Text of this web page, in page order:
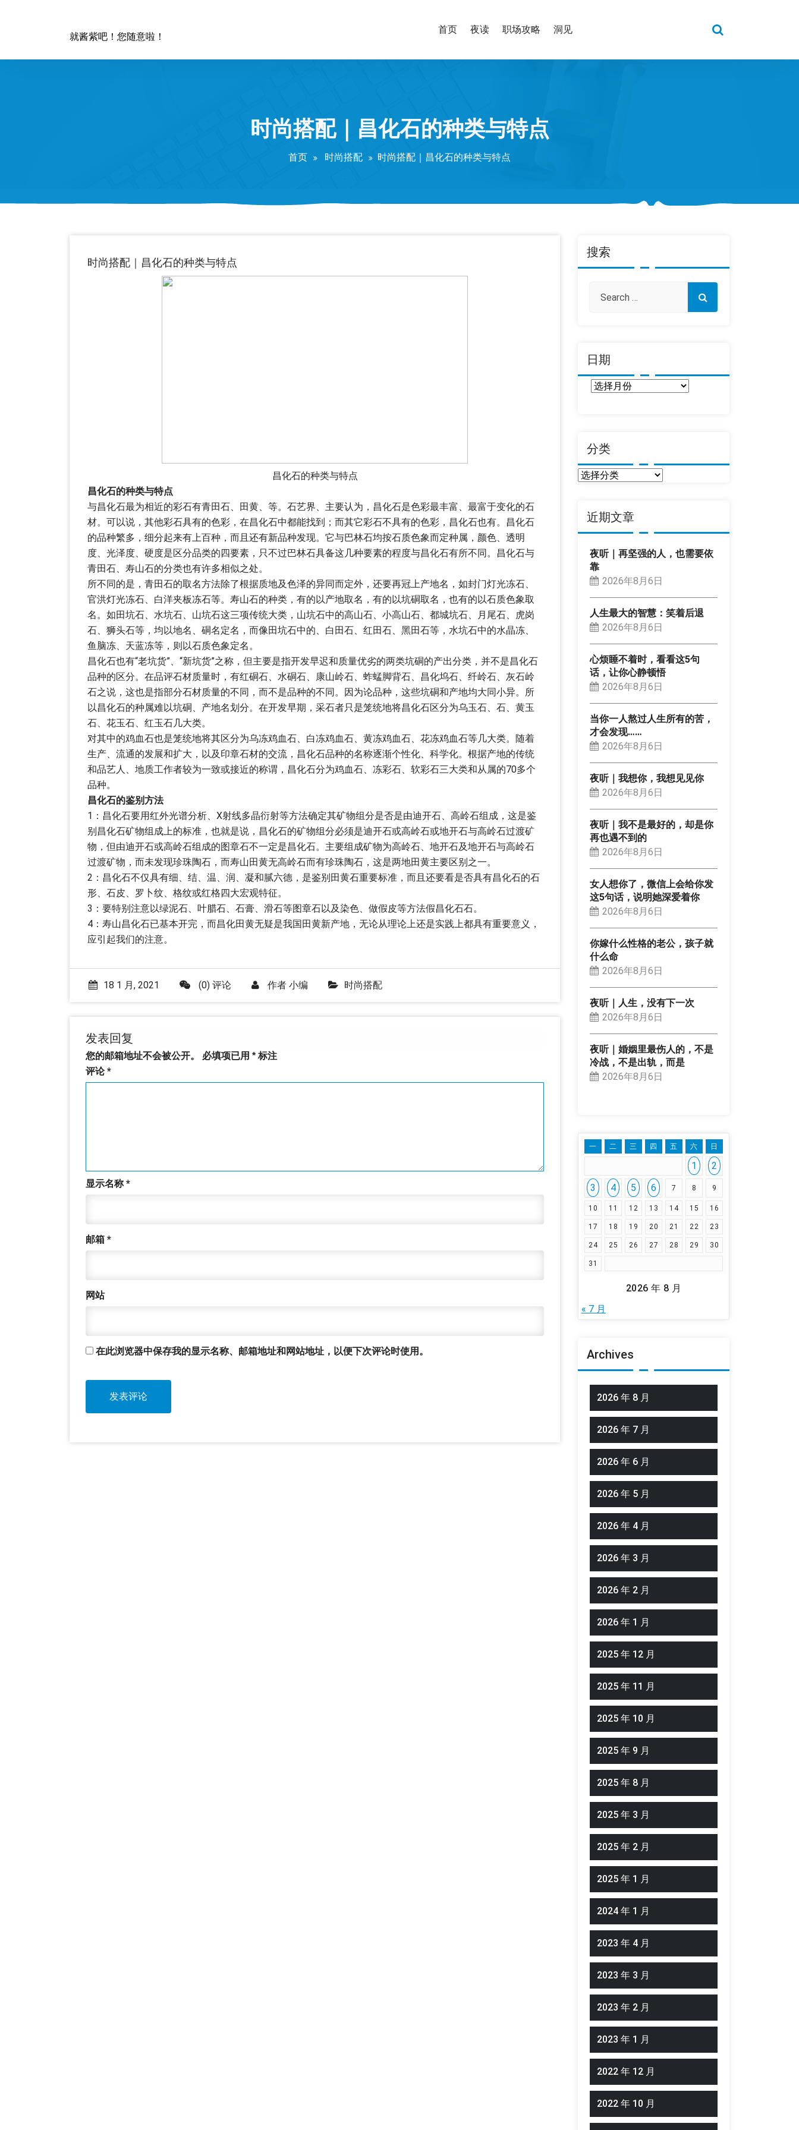
就酱紫吧！您随意啦！
首页 夜读 职场攻略 洞见
时尚搭配｜昌化石的种类与特点
首页 时尚搭配 时尚搭配｜昌化石的种类与特点
时尚搭配｜昌化石的种类与特点
昌化石的种类与特点
昌化石的种类与特点
与昌化石最为相近的彩石有青田石、田黄、等。石艺界、主要认为，昌化石是色彩最丰富、最富于变化的石
材。可以说，其他彩石具有的色彩，在昌化石中都能找到；而其它彩石不具有的色彩，昌化石也有。昌化石
的品种繁多，细分起来有上百种，而且还有新品种发现。它与巴林石均按石质色象而定种属，颜色、透明
度、光泽度、硬度是区分品类的四要素，只不过巴林石具备这几种要素的程度与昌化石有所不同。昌化石与
青田石、寿山石的分类也有许多相似之处。
所不同的是，青田石的取名方法除了根据质地及色泽的异同而定外，还要再冠上产地名，如封门灯光冻石、
官洪灯光冻石、白洋夹板冻石等。寿山石的种类，有的以产地取名，有的以坑硐取名，也有的以石质色象取
名。如田坑石、水坑石、山坑石这三项传统大类，山坑石中的高山石、小高山石、都城坑石、月尾石、虎岗
石、狮头石等，均以地名、硐名定名，而像田坑石中的、白田石、红田石、黑田石等，水坑石中的水晶冻、
鱼脑冻、天蓝冻等，则以石质色象定名。
昌化石也有“老坑货”、“新坑货”之称，但主要是指开发早迟和质量优劣的两类坑硐的产出分类，并不是昌化石
品种的区分。在品评石材质量时，有红硐石、水硐石、康山岭石、蚱蜢脚背石、昌化坞石、纤岭石、灰石岭
石之说，这也是指部分石材质量的不同，而不是品种的不同。因为论品种，这些坑硐和产地均大同小异。所
以昌化石的种属难以坑硐、产地名划分。在开发早期，采石者只是笼统地将昌化石区分为乌玉石、石、黄玉
石、花玉石、红玉石几大类。
对其中的鸡血石也是笼统地将其区分为乌冻鸡血石、白冻鸡血石、黄冻鸡血石、花冻鸡血石等几大类。随着
生产、流通的发展和扩大，以及印章石材的交流，昌化石品种的名称逐渐个性化、科学化。根据产地的传统
和品艺人、地质工作者较为一致或接近的称谓，昌化石分为鸡血石、冻彩石、软彩石三大类和从属的70多个
品种。
昌化石的鉴别方法
1：昌化石要用红外光谱分析、X射线多晶衍射等方法确定其矿物组分是否是由迪开石、高岭石组成，这是鉴
别昌化石矿物组成上的标准，也就是说，昌化石的矿物组分必须是迪开石或高岭石或地开石与高岭石过渡矿
物，但由迪开石或高岭石组成的图章石不一定是昌化石。主要组成矿物为高岭石、地开石及地开石与高岭石
过渡矿物，而未发现珍珠陶石，而寿山田黄无高岭石而有珍珠陶石，这是两地田黄主要区别之一。
2：昌化石不仅具有细、结、温、润、凝和腻六德，是鉴别田黄石重要标准，而且还要看是否具有昌化石的石
形、石皮、罗卜纹、格纹或红格四大宏观特征。
3：要特别注意以绿泥石、叶腊石、石膏、滑石等图章石以及染色、做假皮等方法假昌化石石。
4：寿山昌化石已基本开完，而昌化田黄无疑是我国田黄新产地，无论从理论上还是实践上都具有重要意义，
应引起我们的注意。
18 1 月, 2021 (0) 评论 作者 小编 时尚搭配
发表回复
您的邮箱地址不会被公开。 必填项已用 * 标注
评论*
显示名称*
邮箱 *
网站
在此浏览器中保存我的显示名称、邮箱地址和网站地址，以便下次评论时使用。
搜索
日期
分类
分
近期文章
夜听｜再坚强的人，也需要依
靠
2026年8月6日
人生最大的智慧：笑着后退
2026年8月6日
心烦睡不着时，看看这5句
话，让你心静顿悟
2026年8月6日
当你一人熬过人生所有的苦，
才会发现……
2026年8月6日
夜听｜我想你，我想见见你
2026年8月6日
夜听｜我不是最好的，却是你
再也遇不到的
2026年8月6日
女人想你了，微信上会给你发
这5句话，说明她深爱着你
2026年8月6日
你嫁什么性格的老公，孩子就
什么命
2026年8月6日
夜听｜人生，没有下一次
2026年8月6日
夜听｜婚姻里最伤人的，不是
冷战，不是出轨，而是
2026年8月6日
2026 年 8 月
一 二 三 四 五 六 日
1
2
3
4 5 6 7 8 9
10 11 12 13 14 15 16
17 18 19 20 21 22 23
24 25 26 27 28 29 30
31
« 7 月
Archives
2026 年 8 月
2026 年 7 月
2026 年 6 月
2026 年 5 月
2026 年 4 月
2026 年 3 月
2026 年 2 月
2026 年 1 月
2025 年 12 月
2025 年 11 月
2025 年 10 月
2025 年 9 月
2025 年 8 月
2025 年 3 月
2025 年 2 月
2025 年 1 月
2024 年 1 月
2023 年 4 月
2023 年 3 月
2023 年 2 月
2023 年 1 月
2022 年 12 月
2022 年 10 月